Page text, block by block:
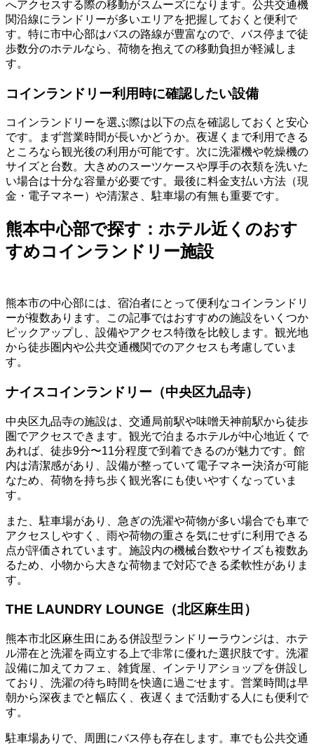
へアクセスする際の移動がスムーズになります。公共交通機
関沿線にランドリーが多いエリアを把握しておくと便利で
す。特に市中心部はバスの路線が豊富なので、バス停まで徒
歩数分のホテルなら、荷物を抱えての移動負担が軽減しま
す。
コインランドリー利用時に確認したい設備
コインランドリーを選ぶ際は以下の点を確認しておくと安心
です。まず営業時間が長いかどうか。夜遅くまで利用できる
ところなら観光後の利用が可能です。次に洗濯機や乾燥機の
サイズと台数。大きめのスーツケースや厚手の衣類を洗いた
い場合は十分な容量が必要です。最後に料金支払い方法（現
金・電子マネー）や清潔さ、駐車場の有無も重要です。
熊本中心部で探す：ホテル近くのおす
すめコインランドリー施設
熊本市の中心部には、宿泊者にとって便利なコインランドリ
ーが複数あります。この記事ではおすすめの施設をいくつか
ピックアップし、設備やアクセス特徴を比較します。観光地
から徒歩圏内や公共交通機関でのアクセスも考慮していま
す。
ナイスコインランドリー（中央区九品寺）
中央区九品寺の施設は、交通局前駅や味噌天神前駅から徒歩
圏でアクセスできます。観光で泊まるホテルが中心地近くで
あれば、徒歩9分〜11分程度で到着できるのが魅力です。館
内は清潔感があり、設備が整っていて電子マネー決済が可能
なため、荷物を持ち歩く観光客にも使いやすくなっていま
す。
また、駐車場があり、急ぎの洗濯や荷物が多い場合でも車で
アクセスしやすく、雨や荷物の重さを気にせずに利用できる
点が評価されています。施設内の機械台数やサイズも複数あ
るため、小物から大きな荷物まで対応できる柔軟性がありま
す。
THE LAUNDRY LOUNGE（北区麻生田）
熊本市北区麻生田にある併設型ランドリーラウンジは、ホテ
ル滞在と洗濯を両立する上で非常に優れた選択肢です。洗濯
設備に加えてカフェ、雑貨屋、インテリアショップを併設し
ており、洗濯の待ち時間を快適に過ごせます。営業時間は早
朝から深夜までと幅広く、夜遅くまで活動する人にも便利で
す。
駐車場ありで、周囲にバス停も存在します。車でも公共交通